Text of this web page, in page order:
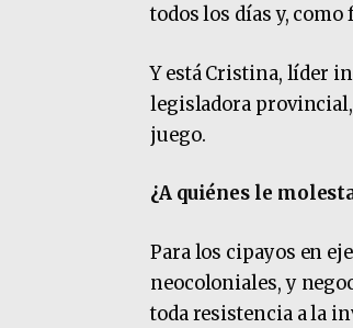
todos los días y,
Y está Cristina, líder
legisladora
juego.
¿A quiénes le
Para los cipayos en
neocoloniales, y
toda resistencia a la